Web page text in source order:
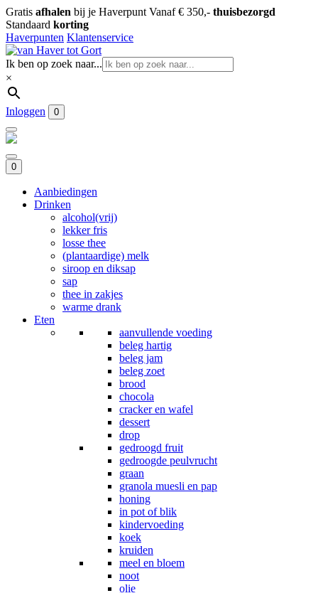
Gratis afhalen bij je Haverpunt Vanaf € 350,- thuisbezorgd
Standaard korting
Haverpunten Klantenservice
Ik ben op zoek naar...
×
Inloggen 0
0
Aanbiedingen
Drinken
alcohol(vrij)
lekker fris
losse thee
(plantaardige) melk
siroop en diksap
sap
thee in zakjes
warme drank
Eten
aanvullende voeding
beleg hartig
beleg jam
beleg zoet
brood
chocola
cracker en wafel
dessert
drop
gedroogd fruit
gedroogde peulvrucht
graan
granola muesli en pap
honing
in pot of blik
kindervoeding
koek
kruiden
meel en bloem
noot
olie